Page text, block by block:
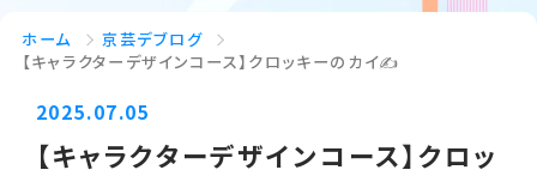
ホーム
京芸デブログ
【キャラクターデザインコース】クロッキーのカイ✍
2025.07.05
【キャラクターデザインコース】クロッ